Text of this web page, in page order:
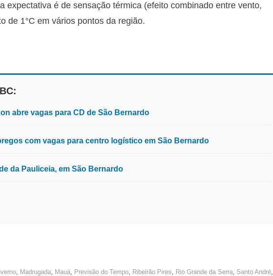
expectativa é de sensação térmica (efeito combinado entre vento,
de 1°C em vários pontos da região.
abre vagas para CD de São Bernardo
com vagas para centro logístico em São Bernardo
da Pauliceia, em São Bernardo
, Madrugada, Mauá, Previsão do Tempo, Ribeirão Pires, Rio Grande da Serra, Santo André,